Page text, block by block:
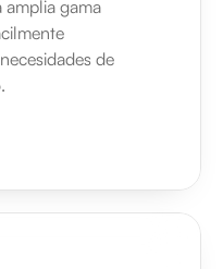
amplia gama
de